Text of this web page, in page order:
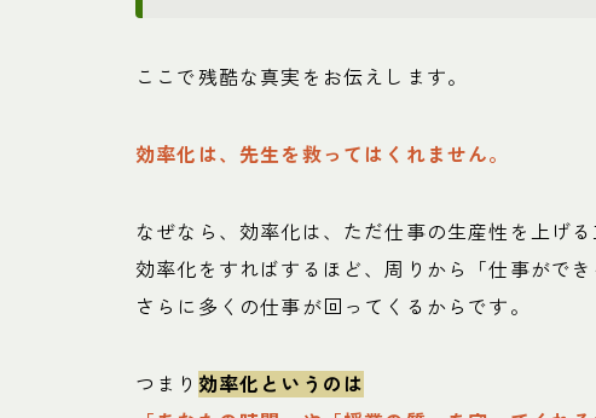
ここで残酷な真実をお伝えします。
効率化は、先生を救ってはくれません。
なぜなら、効率化は、ただ仕事の生産性を上げる
効率化をすればするほど、周りから「仕事ができ
さらに多くの仕事が回ってくるからです。
つまり 効率化というのは